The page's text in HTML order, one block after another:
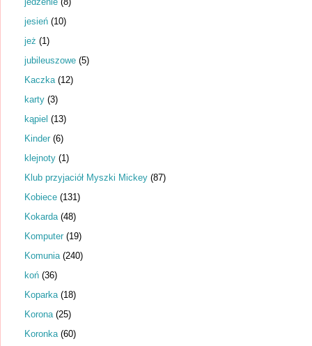
jesień (10)
jeż (1)
jubileuszowe (5)
Kaczka (12)
karty (3)
kąpiel (13)
Kinder (6)
klejnoty (1)
Klub przyjaciół Myszki Mickey (87)
Kobiece (131)
Kokarda (48)
Komputer (19)
Komunia (240)
koń (36)
Koparka (18)
Korona (25)
Koronka (60)